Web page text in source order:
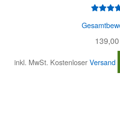
mit4.47
von 5
139,00
inkl. MwSt. KostenloserVersand